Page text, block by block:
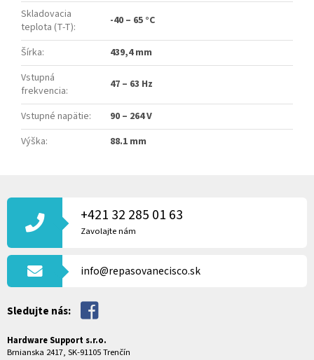
Skladovacia
teplota (T-T): -40 – 65 °C
Šírka:
439,4 mm
Vstupná
frekvencia: 47 – 63 Hz
Vstupné napätie:
90 – 264 V
Výška: 88.1 mm
Á
T
+421 32 285 01 63
Zavolajte nám
info@repasovanecisco.sk
Sledujte nás:
Hardware Support s.r.o.
Brnianska 2417, SK-91105 Trenčín